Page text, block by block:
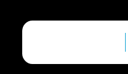
Type videos